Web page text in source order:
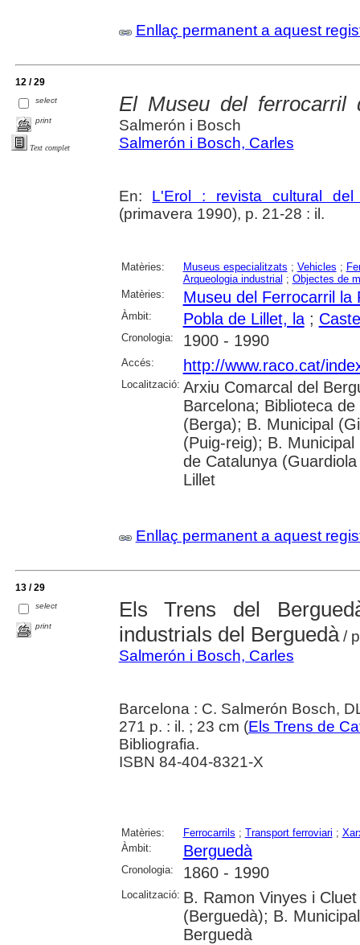
Enllaç permanent a aquest
12 / 29
select
print
Text complet
El Museu del ferrocarril
Salmerón i Bosch
Salmerón i Bosch, Carles
En: L'Erol : revista cultural del
(primavera 1990), p. 21-28 : il.
Matèries: Museus especialitzats ; Vehicles ;
Arqueologia industrial ; Objectes de
Matèries:
Museu del Ferrocarril la
Àmbit: Pobla de Lillet, la;
Cronologia: 1900 - 1990
Accés: http://www.raco.cat/
Localització: Arxiu Comarcal del
Barcelona; Biblioteca
(Berga); B. Municipal
(Puig-reig); B.
de Catalunya
Lillet
Enllaç permanent a aquest
13 / 29
select
print
Els Trens del
industrials del Berguedà/
Salmerón i Bosch, Carles
Barcelona : C. Salmerón Bosch,
271 p. : il. ; 23 cm (Els Trens de
Bibliografia.
ISBN 84-404-8321-X
Matèries: Ferrocarrils ; Transport ferroviari ;
Àmbit:
Berguedà
Cronologia: 1860 - 1990
Localització: B. Ramon Vinyes i
(Berguedà); B.
Berguedà